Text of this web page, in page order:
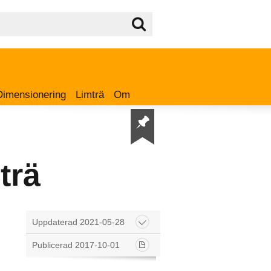
Limträ Om
Uppdaterad 2021-05-28
Publicerad 2017-10-01